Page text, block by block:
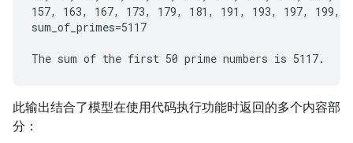
157, 163, 167, 173, 179, 181, 191, 193, 197, 199,
sum_of_primes=5117
此输出结合了模型在使用代码执行功能时返回的多个内容部
分：